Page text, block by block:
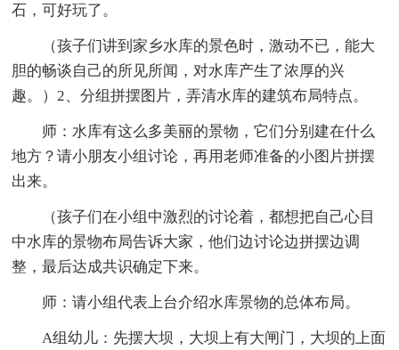
石，可好玩了。
（孩子们讲到家乡水库的景色时，激动不已，能大
胆的畅谈自己的所见所闻，对水库产生了浓厚的兴
趣。）2、分组拼摆图片，弄清水库的建筑布局特点。
师：水库有这么多美丽的景物，它们分别建在什么
地方？请小朋友小组讨论，再用老师准备的小图片拼摆
出来。
（孩子们在小组中激烈的讨论着，都想把自己心目
中水库的景物布局告诉大家，他们边讨论边拼摆边调
整，最后达成共识确定下来。
师：请小组代表上台介绍水库景物的总体布局。
A组幼儿：先摆大坝，大坝上有大闸门，大坝的上面